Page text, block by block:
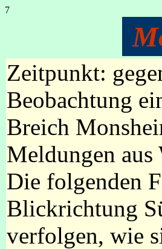
7
Zeitpunkt:
Beobachtung
Breich
Meldungen
Die folgenden
Blickrichtung
verfolgen, wie